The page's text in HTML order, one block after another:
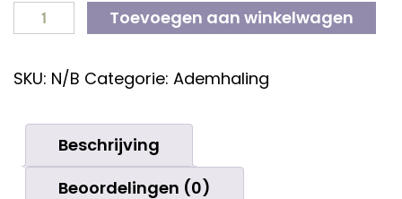
ADEM
Toevoegen aan winkelwagen
SKU: N/B Categorie: Ademhaling
Beschrijving
Beoordelingen (0)